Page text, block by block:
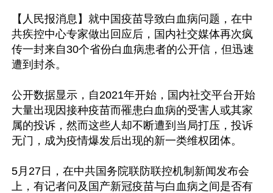
【人民报消息】就中国疫苗导致白血病问题，在中
共疾控中心专家做出回应后，国内社交媒体再次疯
传一封来自30个省份白血病患者的公开信，但迅速
遭到封杀。
公开数据显示，自2021年开始，国内社交平台开始
大量出现因接种疫苗而罹患白血病的受害人或其家
属的投诉，然而这些人却不断遭到当局打压，投诉
无门，成为疫情爆发后出现的新一类维权团体。
5月27日，在中共国务院联防联控机制新闻发布会
上，有记者问及国产新冠疫苗与白血病之间是否有